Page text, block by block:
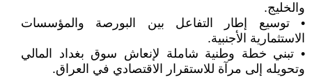
والخليج.
• توسيع إطار التفاعل بين البورصة والمؤسسات
الاستثمارية الأجنبية.
• تبني خطة وطنية شاملة لإنعاش سوق بغداد المالي
وتحويله إلى مرآة للاستقرار الاقتصادي في العراق.